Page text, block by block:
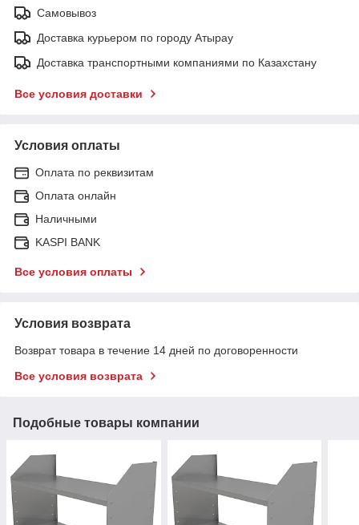
Самовывоз
Доставка курьером по городу Атырау
Доставка транспортными компаниями по Казахстану
Все условия доставки
Условия оплаты
Оплата по реквизитам
Оплата онлайн
Наличными
KASPI BANK
Все условия оплаты
Условия возврата
Возврат товара в течение 14 дней по договоренности
Все условия возврата
Подобные товары компании